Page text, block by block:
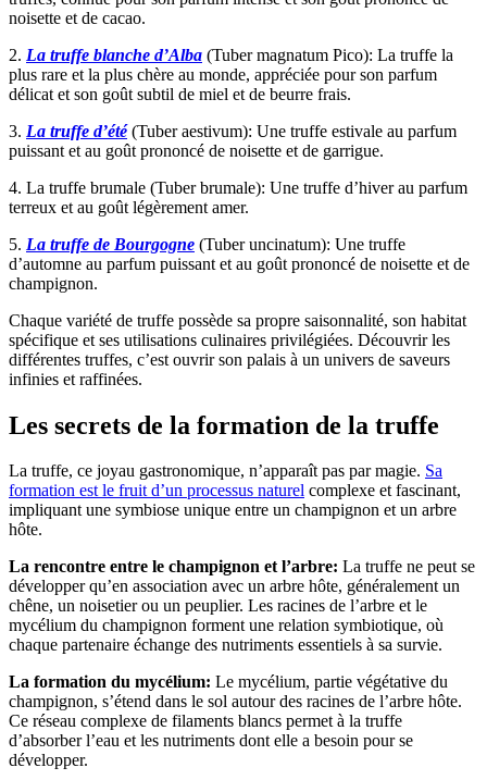
noisette et de cacao.
2. La truffe blanche d’Alba (Tuber magnatum Pico): La truffe la
plus rare et la plus chère au monde, appréciée pour son parfum
délicat et son goût subtil de miel et de beurre frais.
3. La truffe d’été(Tuber aestivum): Une truffe estivale au parfum
puissant et au goût prononcé de noisette et de garrigue.
4. La truffe brumale (Tuber brumale): Une truffe d’hiver au parfum
terreux et au goût légèrement amer.
5. La truffe de Bourgogne (Tuber uncinatum): Une truffe
d’automne au parfum puissant et au goût prononcé de noisette et de
champignon.
Chaque variété de truffe possède sa propre saisonnalité, son habitat
spécifique et ses utilisations culinaires privilégiées. Découvrir les
différentes truffes, c’est ouvrir son palais à un univers de saveurs
infinies et raffinées.
Les secrets de la formation de la truffe
La truffe, ce joyau gastronomique, n’apparaît pas par magie. Sa
formation est le fruit d’un processus naturel complexe et fascinant,
impliquant une symbiose unique entre un champignon et un arbre
hôte.
La rencontre entre le champignon et l’arbre: La truffe ne peut se
développer qu’en association avec un arbre hôte, généralement un
chêne, un noisetier ou un peuplier. Les racines de l’arbre et le
mycélium du champignon forment une relation symbiotique, où
chaque partenaire échange des nutriments essentiels à sa survie.
La formation du mycélium: Le mycélium, partie végétative du
champignon, s’étend dans le sol autour des racines de l’arbre hôte.
Ce réseau complexe de filaments blancs permet à la truffe
d’absorber l’eau et les nutriments dont elle a besoin pour se
développer.